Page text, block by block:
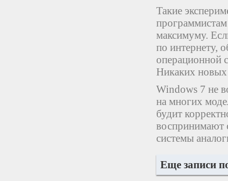
Такие
максимуму.
по интернету,
операционной
Никаких новых
Windows 7 не
на многих
будит
воспринимают
системы
Еще записи